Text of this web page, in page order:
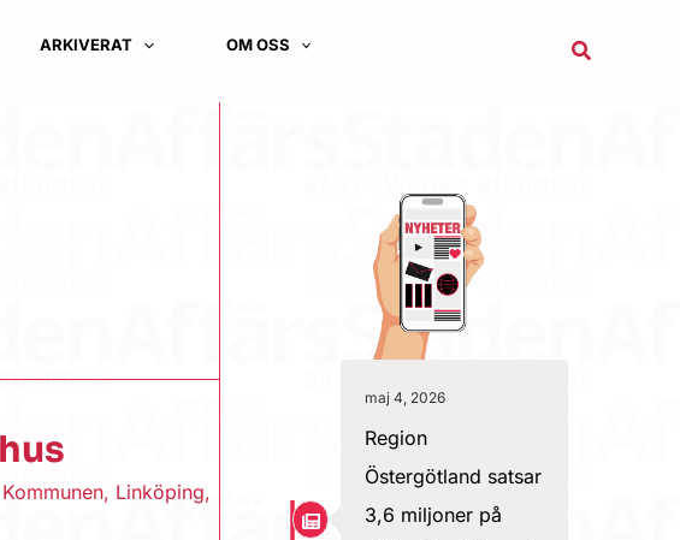
ARKIVERAT OM OSS Sök
Kommunen, Linköping,
maj 4, 2026
Region
Östergötland satsar
3,6 miljoner på